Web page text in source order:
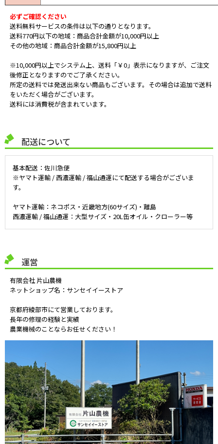
必ずご確認ください
送料無料サービスの条件は以下の通りとなります。
送料770円以下の地域：商品合計金額が10,000円以上
その他の地域：商品合計金額が15,800円以上
※10,000円以上でシステム上、送料「￥0」表示になりますが、ご注文
後修正となりますのでご了承ください。
所定の送料では発送出来ない商品もございます。その場合は追加で送料
をいただく場合がございます。
送料には消費税が含まれています。
配送について
基本配送：佐川急便
※ヤマト運輸 / 西濃運輸 / 福山通運にて配送する場合がございま
す。
ヤマト運輸：ネコポス・近畿地方(60サイズ)・離島
西濃運輸 / 福山通運：大型サイズ・20L缶オイル・クローラー等
運営
有限会社 片山農機
ネットショップ名：サンセイイーストア
京都府綾部市にて営業しております。
長年の修理の経験と実績
農業機械のことならお任せください！